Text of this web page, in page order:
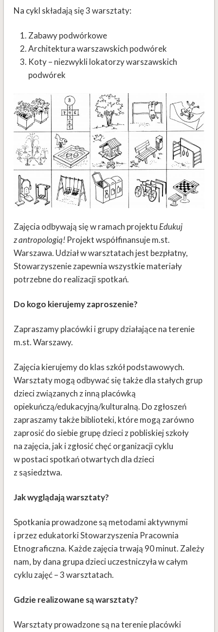
Na cykl składają się 3 warsztaty:
Zabawy podwórkowe
Architektura warszawskich podwórek
Koty – niezwykli lokatorzy warszawskich
podwórek
Zajęcia odbywają się w ramach projektu Edukuj
z antropologią!Projekt współfinansuje m.st.
Warszawa. Udział w warsztatach jest bezpłatny,
Stowarzyszenie zapewnia wszystkie materiały
potrzebne do realizacji spotkań.
Do kogo kierujemy zaproszenie?
Zapraszamy placówki i grupy działające na terenie
m.st. Warszawy.
Zajęcia kierujemy do klas szkół podstawowych.
Warsztaty mogą odbywać się także dla stałych grup
dzieci związanych z inną placówką
opiekuńczą/edukacyjną/kulturalną. Do zgłoszeń
zapraszamy także biblioteki, które mogą zarówno
zaprosić do siebie grupę dzieci z pobliskiej szkoły
na zajęcia, jak i zgłosić chęć organizacji cyklu
w postaci spotkań otwartych dla dzieci
z sąsiedztwa.
Jak wyglądają warsztaty?
Spotkania prowadzone są metodami aktywnymi
i przez edukatorki Stowarzyszenia Pracownia
Etnograficzna. Każde zajęcia trwają 90 minut. Zależy
nam, by dana grupa dzieci uczestniczyła w całym
cyklu zajęć – 3 warsztatach.
Gdzie realizowane są warsztaty?
Warsztaty prowadzone są na terenie placówki